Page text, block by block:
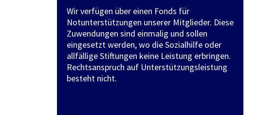
Wir verfügen über einen Fonds für
Notunterstützungen unserer Mitglieder. Diese
Zuwendungen sind einmalig und sollen
eingesetzt werden, wo die Sozialhilfe oder
allfällige Stiftungen keine Leistung erbringen.
Rechtsanspruch auf Unterstützungsleistung
besteht nicht.